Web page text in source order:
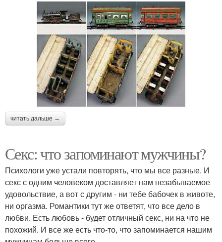
читать дальше →
Секс: что запоминают мужчины?
Психологи уже устали повторять, что мы все разные. И
секс с одним человеком доставляет нам незабываемое
удовольствие, а вот с другим - ни тебе бабочек в животе,
ни оргазма. Романтики тут же ответят, что все дело в
любви. Есть любовь - будет отличный секс, ни на что не
похожий. И все же есть что-то, что запоминается нашим